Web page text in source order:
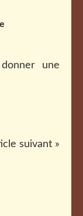
une
suivant »